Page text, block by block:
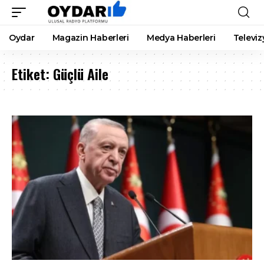
Oydar Magazin Haberleri Medya Haberleri
Etiket: Güçlü Aile